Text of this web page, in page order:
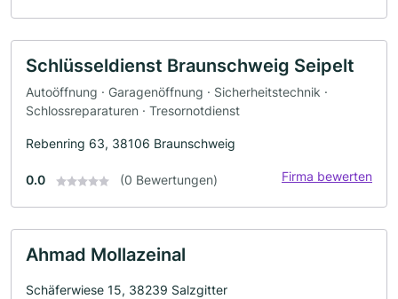
Schlüsseldienst Braunschweig Seipelt
Autoöffnung · Garagenöffnung · Sicherheitstechnik ·
Schlossreparaturen · Tresornotdienst
Rebenring 63, 38106 Braunschweig
0.0 (0 Bewertungen) Firma bewerten
Ahmad Mollazeinal
Schäferwiese 15, 38239 Salzgitter